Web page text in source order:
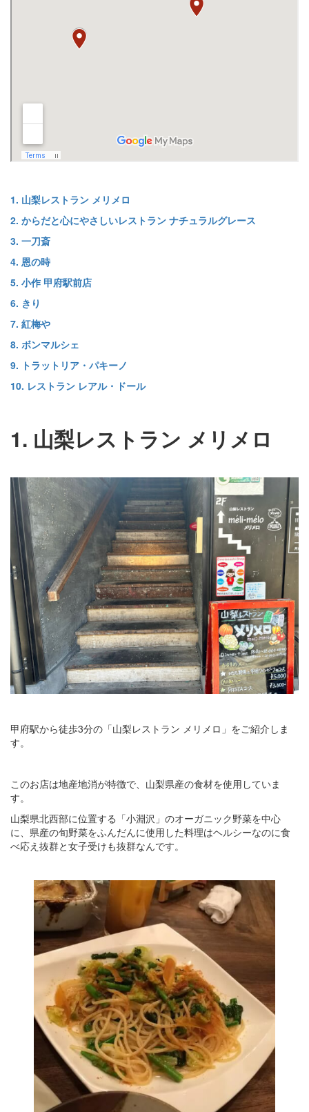
1. 山梨レストラン メリメロ
2. からだと心にやさしいレストラン ナチュラルグレース
3. 一刀斎
4. 恩の時
5. 小作 甲府駅前店
6. きり
7. 紅梅や
8. ボンマルシェ
9. トラットリア・パキーノ
10. レストラン レアル・ドール
1. 山梨レストラン メリメロ
甲府駅から徒歩3分の「山梨レストラン メリメロ」をご紹介しま
す。
このお店は地産地消が特徴で、山梨県産の食材を使用していま
す。
山梨県北西部に位置する「小淵沢」のオーガニック野菜を中心
に、県産の旬野菜をふんだんに使用した料理はヘルシーなのに食
べ応え抜群と女子受けも抜群なんです。